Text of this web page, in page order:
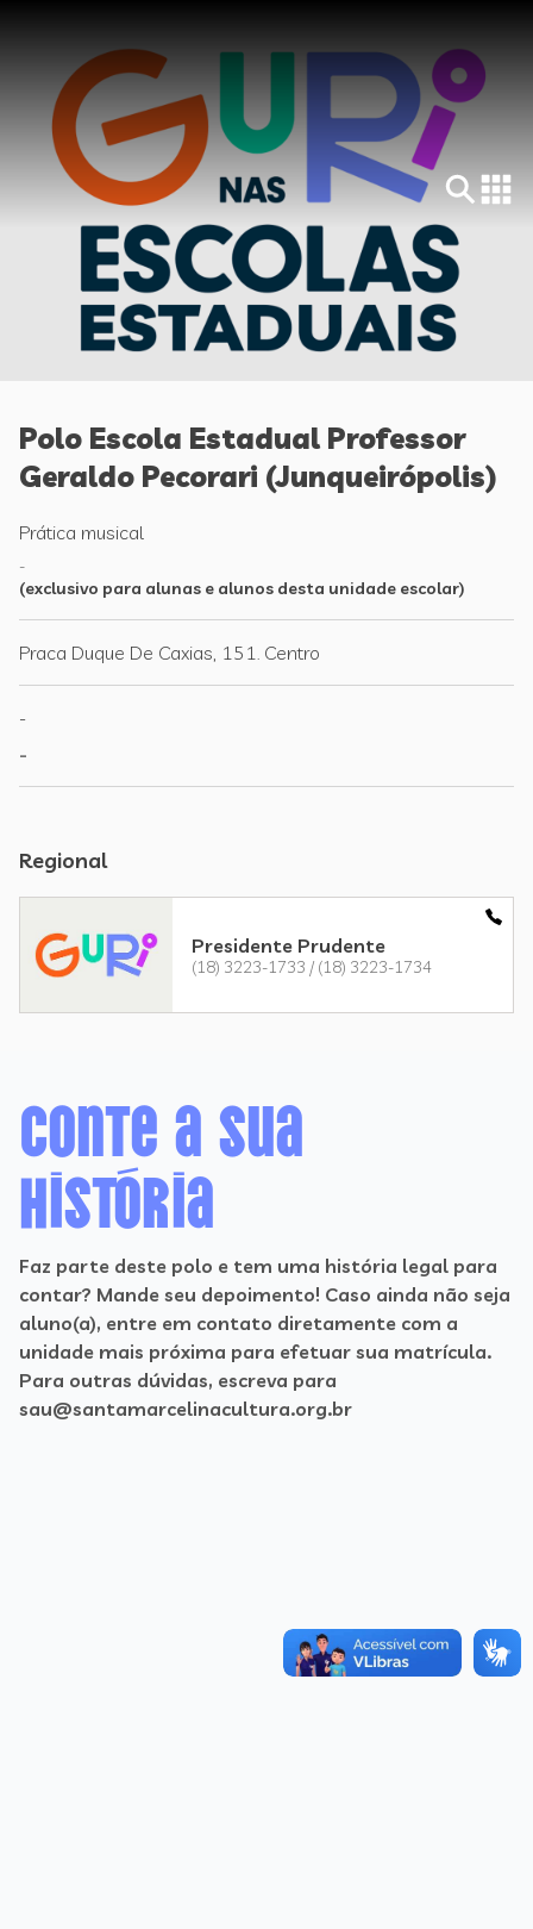
Polo Escola Estadual Professor
Geraldo Pecorari (Junqueirópolis)
Prática musical
-
(exclusivo para alunas e alunos desta unidade escolar)
Praca Duque De Caxias, 151. Centro
-
-
Regional
Presidente Prudente
(18) 3223-1733 / (18) 3223-1734
Conte a sua
história
Faz parte deste polo e tem uma história legal para
contar? Mande seu depoimento! Caso ainda não seja
aluno(a), entre em contato diretamente com a
unidade mais próxima para efetuar sua matrícula.
Para outras dúvidas, escreva para
sau@santamarcelinacultura.org.br